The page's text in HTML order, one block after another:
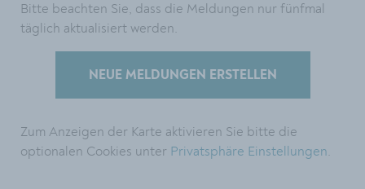
Bitte beachten Sie, dass die Meldungen nur fünfmal
täglich aktualisiert werden.
NEUE MELDUNGEN ERSTELLEN
Zum Anzeigen der Karte aktivieren Sie bitte die
optionalen Cookies unter Privatsphäre Einstellungen.